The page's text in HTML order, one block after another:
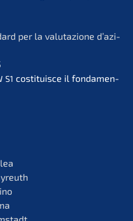
per la valuta­zio­ne d’azi­
S1 costi­tuis­ce il fonda­men­